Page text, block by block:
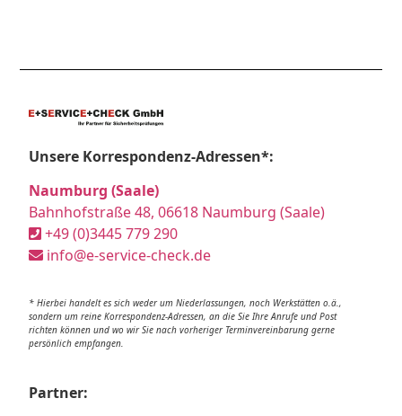
Unsere Korrespondenz-Adressen*:
Naumburg (Saale)
Bahnhofstraße 48, 06618 Naumburg (Saale)
+49 (0)3445 779 290
info@e-service-check.de
* Hierbei handelt es sich weder um Niederlassungen, noch Werkstätten o.ä.,
sondern um reine Korrespondenz-Adressen, an die Sie Ihre Anrufe und Post
richten können und wo wir Sie nach vorheriger Terminvereinbarung gerne
persönlich empfangen.
Partner: